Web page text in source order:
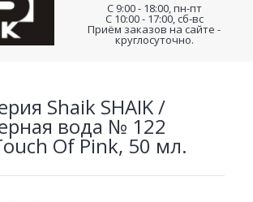
C 9:00 - 18:00, пн-пт
С 10:00 - 17:00, сб-вс
Приём заказов на сайте -
круглосуточно.
Shaik SHAIK /
вода № 122
Of Pink, 50 мл.